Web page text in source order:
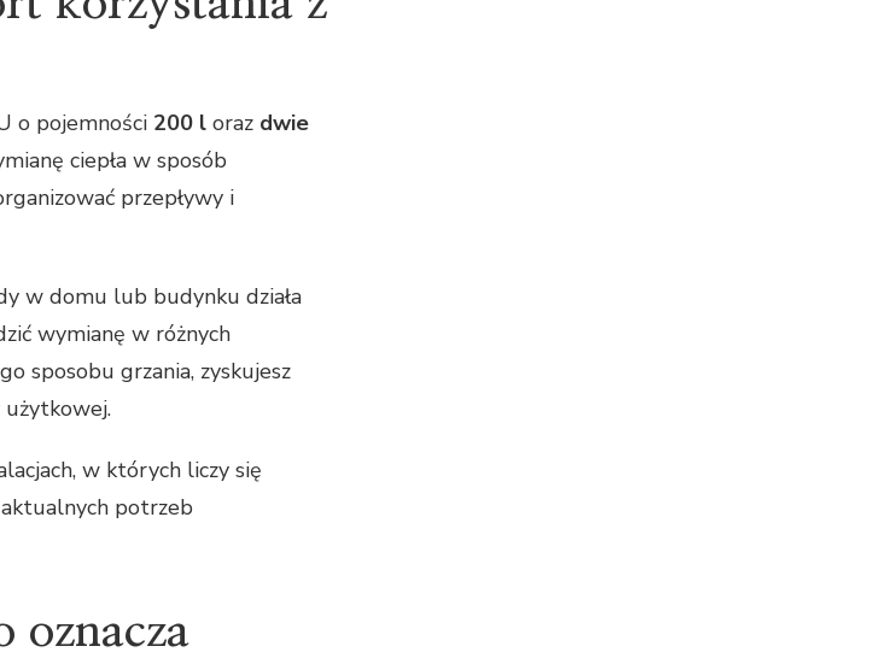
o pojemności 200 l oraz dwie
ciepła w sposób
przepływy i
w domu lub budynku działa
wymianę w różnych
sposobu grzania, zyskujesz
w których liczy się
potrzeb
oznacza